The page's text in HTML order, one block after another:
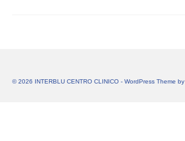
© 2026 INTERBLU CENTRO CLINICO - WordPress Theme by